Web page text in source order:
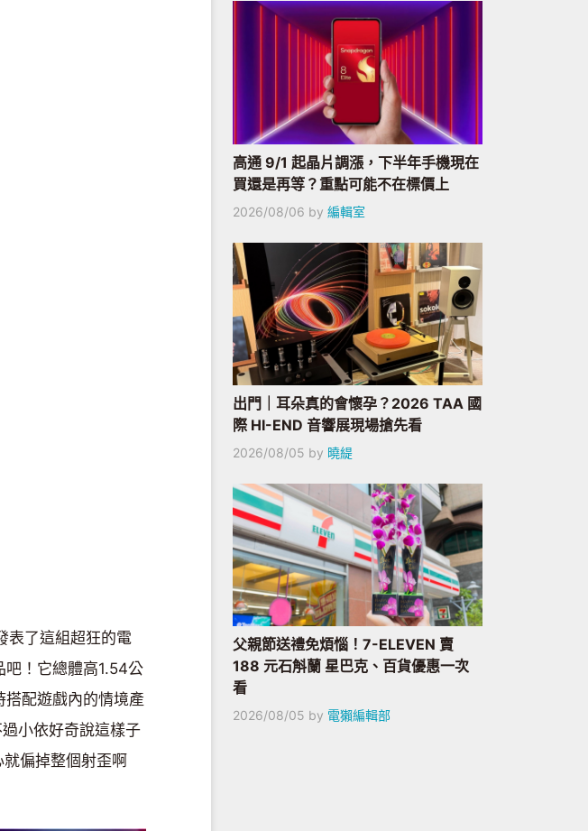
表了這組超狂的電
吧！它總體高1.54公
配遊戲內的情境產
小依好奇說這樣子
偏掉整個射歪啊
Mute
高通 9/1 起晶片調漲，下半年手機現在
買還是再等？重點可能不在標價上
2026/08/06 by 編輯室
出門｜耳朵真的會懷孕？2026 TAA 國
際 HI-END 音響展現場搶先看
2026/08/05 by 曉緹
父親節送禮免煩惱！7-ELEVEN 賣
188 元石斛蘭 星巴克、百貨優惠一次
看
2026/08/05 by 電獺編輯部